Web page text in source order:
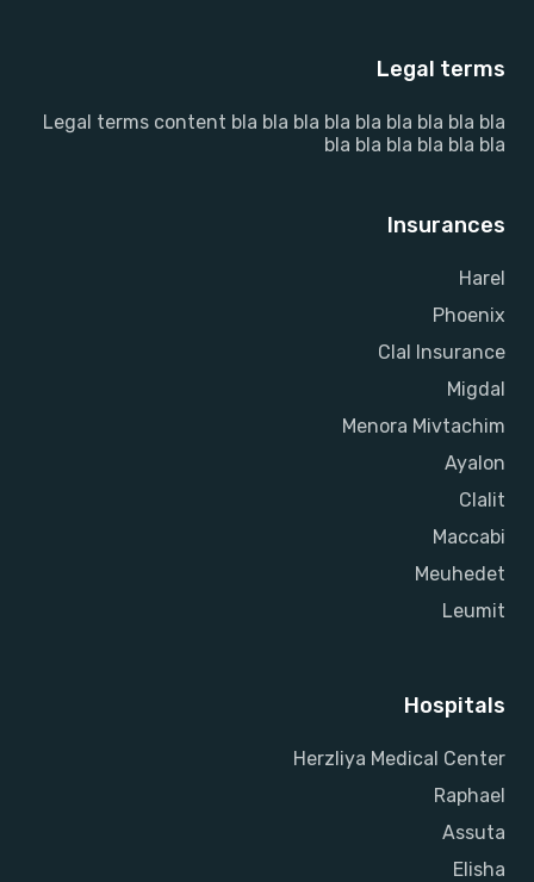
Legal terms
Legal terms content bla bla bla bla bla bla bla bla bla
bla bla bla bla bla bla
Insurances
Harel
Phoenix
Clal Insurance
Migdal
Menora Mivtachim
Ayalon
Clalit
Maccabi
Meuhedet
Leumit
Hospitals
Herzliya Medical Center
Raphael
Assuta
Elisha